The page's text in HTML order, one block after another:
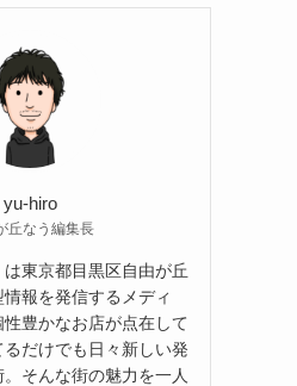
yu-hiro
丘なう編集長
は東京都目黒区自由が丘
報を発信するメディ
豊かなお店が点在して
だけでも日々新しい発
そんな街の魅力を一人